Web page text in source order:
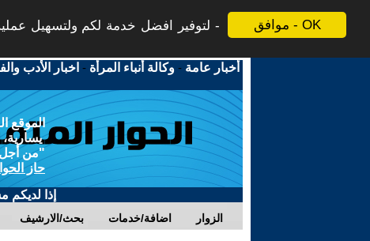
موافق - OK
لتوفير افضل خدمة لكم ولتسهيل
أخبار عامة -وكالة أنباء المرأة - اخبار الأدب
الموقع
يسارية،
"من أجل
حاز
إذا لديكم
بحث/الارشيف اضافة/خدمات الزوار